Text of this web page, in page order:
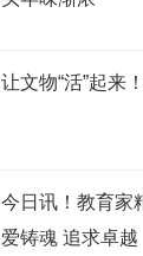
让文物“活”起来
今日讯！教育家
爱铸魂 追求卓越